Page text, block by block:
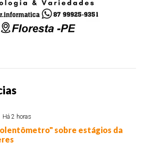
Há 2 horas
sobre estágios da